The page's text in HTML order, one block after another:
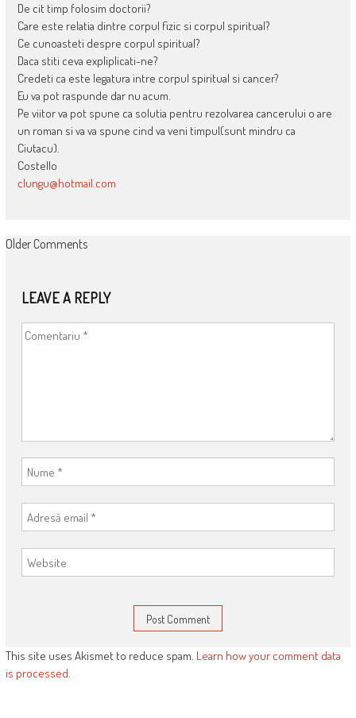
De cit timp folosim doctorii?
Care este relatia dintre corpul fizic si corpul spiritual?
Ce cunoasteti despre corpul spiritual?
Daca stiti ceva expliplicati-ne?
Credeti ca este legatura intre corpul spiritual si cancer?
Eu va pot raspunde dar nu acum.
Pe viitor va pot spune ca solutia pentru rezolvarea cancerului o are
un roman si va va spune cind va veni timpul(sunt mindru ca
Ciutacu).
Costello
clungu@hotmail.com
COMMENT
Older Comments
LEAVE A REPLY
This site uses Akismet to reduce spam. Learn how your comment data
is processed.